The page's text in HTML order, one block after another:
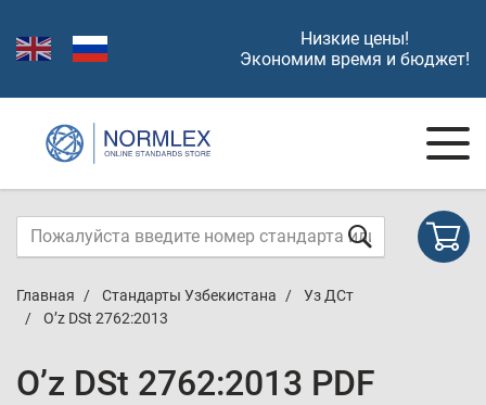
Низкие цены!
Экономим время и бюджет!
Главная Стандарты Узбекистана
Уз ДСт
O’z DSt 2762:2013
O’z DSt 2762:2013 PDF